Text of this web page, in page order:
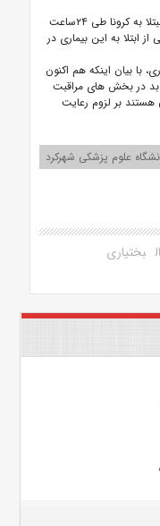
دکتر شیرانی، همچنین از جان باختن دو بیمار مبتلا به کرونا طی ۲۴ساعت
ابتلا به این بیماری در
با بیان اینکه هم اکنون
بد در بخش های مراقبت
هستند بر لزوم رعایت
علوم پزشکی شهرکرد
بختیاری